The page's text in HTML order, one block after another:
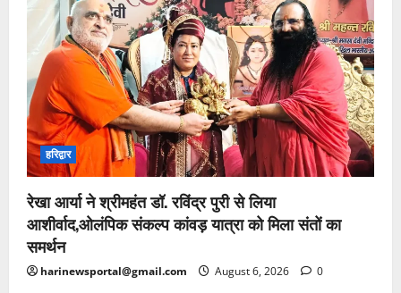
हरिद्वार
रेखा आर्या ने श्रीमहंत डॉ. रविंद्र पुरी से लिया
आशीर्वाद,ओलंपिक संकल्प कांवड़ यात्रा को मिला संतों का
समर्थन
harinewsportal@gmail.com August 6, 2026 0